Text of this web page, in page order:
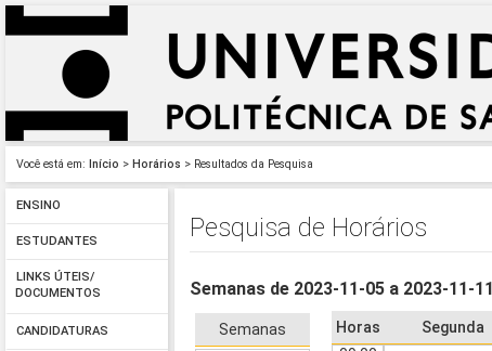
Você está em: Início > Horários > Resultados da Pesquisa
ENSINO
ESTUDANTES
LINKS ÚTEIS/
DOCUMENTOS
CANDIDATURAS
Pesquisa de Horários
Semanas de 2023-11-05 a 2023-11-11
Semanas Horas Segunda